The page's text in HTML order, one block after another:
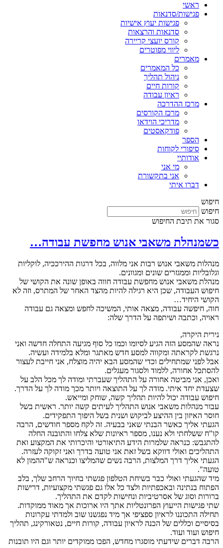
ראשי
פגישות/סדנאות
פגישות יעוץ אישיות
סדנאות והרצאות
קורס יועצי קריירה
ליווי מפוטרים
מאמרים
כל המאמרים
ניהול תהליך
קורות חיים
ראיון עבודה
מרכז ההדרכה
מרכז הקורסים
מדריכי הוידאו
פודקאסטים
הספר
סיפורי לקוחות
אודותיי
מי אני
אני בתקשורת
דברו איתי
חיפוש
חיפוש
סגור את תיבת החיפוש
כשמנהלת משאבי אנוש מחפשת עבודה…
מנהלות משאבי אנוש רבות אני מלווה, בכל דרגות ההירככיה, לוקליות
וגלובליות וממגזרים שונים ומגוונים.
מנהלת משאבי אנוש מחפשת עבודה חווה באופן שונה את הקושי של
חיפוש העבודה, שכן היא רגילה להיות מהצד האחר של המתרס, וזה לא
הקושי היחיד…
חוה, חיפשה עבודה, מצאה אותי, המשיכה לחפש ומצאה גם עבודה
ראויה, וכתבה ושיתפה על הדרך שלה:
נירית היקרה,
נראה שהמסע הזה הגיע לסיומו וכמו כל סוף מגיעה התחלה חדשה ואני
נרגשת לקראתה ומקווה למסע חדש מאתגר ומלא בלמידה ועשיה.
אבל לפני שמתחילים וכדי שהמסע הבא יהיה מוצלח, אני חייבת לעצור
להסתכל אחורה, ללמוד ולסגור מעגלים.
ואכן, אני מביטה אחורה על התהליך שעברתי ומודה לך מכל הלב על
שצעדת יחד איתי. מודה לך על התוצאה ויותר מכך מודה לך על הדרך.
חיפוש עבודה יכול להיות תהליך קשה, שוחק ומייאש.
עבור מנהלות משאבי אנוש התהליך לעיתים קשה יותר. ראשית בשל
חוסר האיזון בין ההיצע לביקוש ושנית בשל היפוך התפקידים.
הגעתי אליך כאשר הבנתי שאני בבעיה. זה לקח מספר חודשים, הרבה
קו"ח ששלחתי ולא נענו, מספר ראיונות שלא צלחו והתובנה החלה
להתגבש: כנראה שלמרות הידע התיאורטי והיכרותי את המקצוע ואת
התהליכים ואולי דווקא בשל זאת אני טועה בדרך ואני זקוקה לעזרה.
הגעתי אליך דרך המלצות, הרבה נשים שהמליצו וכנראה ש"ההמון לא
טועה".
מיד שהגעתי ואולי כבר בשיחת הטלפון פגשתי בחיוך הרחב שלך, בלב
הפתוח בנתינה ובאכפתיות ולצד כל אלו גם פגשתי מקצועיות, דרישות
ברורות וסוג של אסרטיביות ונחישות לקדם את התהליך.
שתי פגישות הייעוץ הפרונטליות אתך היו ארוכות אך מאוד ממוקדות.
תחילה התכוננו לראיון ספציפי אך מיד נפגשנו שוב ולמדתי עקרונות
בסיסיים וכללים של הכנה לראיון עבודה, קורות חיים, נטאורקינג, תהליך
חיפוש ועוד ועוד.
הרבה דברים שידעתי מוסגרו מחדש, הפכו ממוקדים יותר וגם היו תובנות